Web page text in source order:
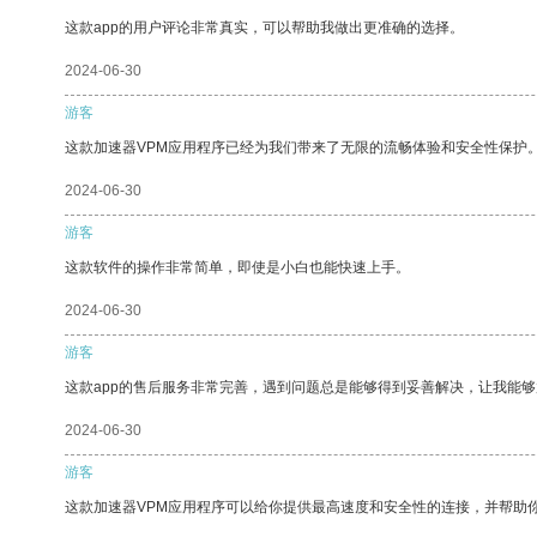
这款app的用户评论非常真实，可以帮助我做出更准确的选择。
2024-06-30
游客
这款加速器VPM应用程序已经为我们带来了无限的流畅体验和安全性保护
2024-06-30
游客
这款软件的操作非常简单，即使是小白也能快速上手。
2024-06-30
游客
这款app的售后服务非常完善，遇到问题总是能够得到妥善解决，让我能
2024-06-30
游客
这款加速器VPM应用程序可以给你提供最高速度和安全性的连接，并帮助